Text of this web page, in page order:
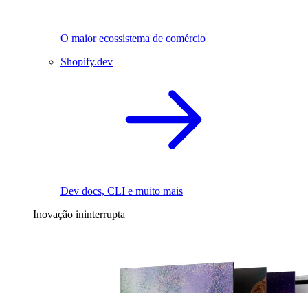
O maior ecossistema de comércio
Shopify.dev
Dev docs, CLI e muito mais
Inovação ininterrupta